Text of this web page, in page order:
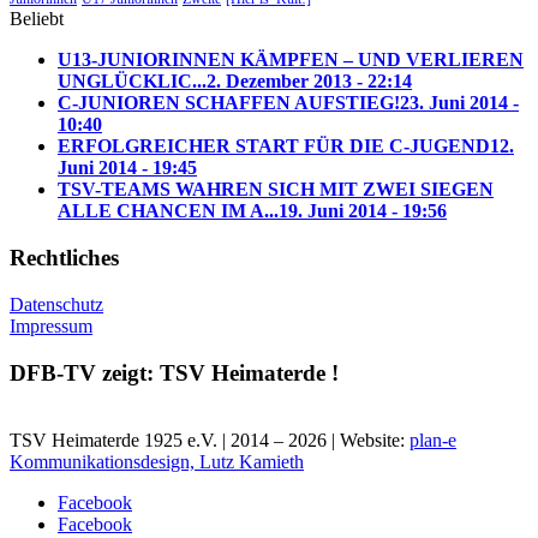
Beliebt
U13-JUNIORINNEN KÄMPFEN – UND VERLIEREN
UNGLÜCKLIC...2. Dezember 2013 - 22:14
C-JUNIOREN SCHAFFEN AUFSTIEG!23. Juni 2014 -
10:40
ERFOLGREICHER START FÜR DIE C-JUGEND12.
Juni 2014 - 19:45
TSV-TEAMS WAHREN SICH MIT ZWEI SIEGEN
ALLE CHANCEN IM A...19. Juni 2014 - 19:56
Rechtliches
Datenschutz
Impressum
DFB-TV zeigt: TSV Heimaterde !
TSV Heimaterde 1925 e.V. | 2014 – 2026 | Website: plan-e
Kommunikationsdesign, Lutz Kamieth
Facebook
Facebook